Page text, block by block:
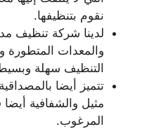
نقوم بتنظيفها.
لدينا شركة تنظيف
والمعدات المتطورة
التنظيف سهلة
تتميز أيضا
مثيل والشفافية
المرغوب.